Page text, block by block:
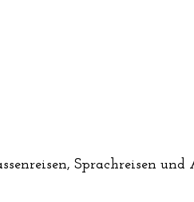
Sprachreisen